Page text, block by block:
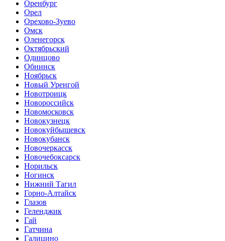
Оренбург
Орел
Орехово-Зуево
Омск
Оленегорск
Октябрьский
Одинцово
Обнинск
Ноябрьск
Новый Уренгой
Новотроицк
Новороссийск
Новомосковск
Новокузнецк
Новокуйбышевск
Новокубанск
Новочеркасск
Новочебоксарск
Норильск
Ногинск
Нижний Тагил
Горно-Алтайск
Глазов
Геленджик
Гай
Гатчина
Галицино